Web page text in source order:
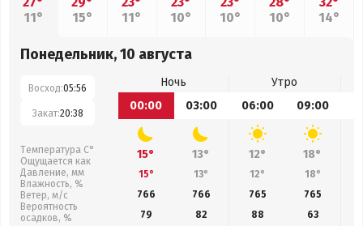
11°
15°
11°
10°
10°
10°
14°
Понедельник, 10 августа
Восход:05:56
Закат:20:38
Температура С°
Ощущается как
Давление, мм
Влажность, %
Ветер, м/с
Вероятность
осадков, %
Ночь
Утро
00:00
03:00 06:00 09:00
15° 13° 12° 18°
15° 13° 12° 18°
766
766 765 765
79
82 88 63